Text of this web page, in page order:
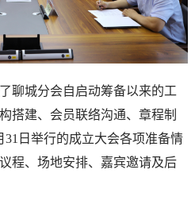
聊城分会自启动筹备以来的工
搭建、会员联络沟通、章程制
日举行的成立大会各项准备情
程、场地安排、嘉宾邀请及后